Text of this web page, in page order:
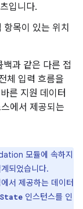
입니다.
목이 있는 위치
백과 같은 다른 접
체 입력 흐름을
른 지원 데이터
에서 제공되는
모듈에 속하지
되었습니다.
서 제공하는 데이터
인스턴스를 인